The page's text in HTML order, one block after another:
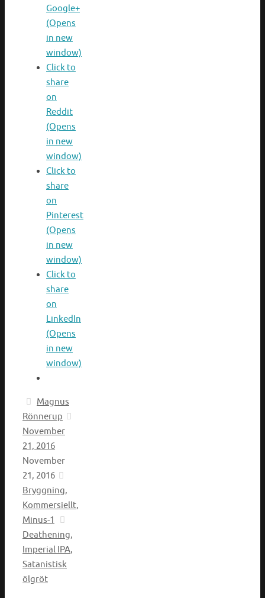
Google+
(Opens
in new
window)
Click to
share
on
Reddit
(Opens
in new
window)
Click to
share
on
Pinterest
(Opens
in new
window)
Click to
share
on
LinkedIn
(Opens
in new
window)
Magnus
Rönnerup
November
21, 2016
November
21, 2016
Bryggning,
Kommersiellt,
Minus-1
Deathening,
Imperial IPA,
Satanistisk
ölgröt